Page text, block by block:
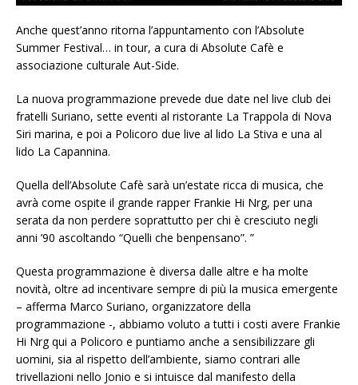
Anche quest’anno ritorna l’appuntamento con l’Absolute
Summer Festival… in tour, a cura di Absolute Cafè e
associazione culturale Aut-Side.
La nuova programmazione prevede due date nel live club dei
fratelli Suriano, sette eventi al ristorante La Trappola di Nova
Siri marina, e poi a Policoro due live al lido La Stiva e una al
lido La Capannina.
Quella dell’Absolute Cafè sarà un’estate ricca di musica, che
avrà come ospite il grande rapper Frankie Hi Nrg, per una
serata da non perdere soprattutto per chi è cresciuto negli
anni ’90 ascoltando “Quelli che benpensano”. ”
Questa programmazione è diversa dalle altre e ha molte
novità, oltre ad incentivare sempre di più la musica emergente
– afferma Marco Suriano, organizzatore della
programmazione -, abbiamo voluto a tutti i costi avere Frankie
Hi Nrg qui a Policoro e puntiamo anche a sensibilizzare gli
uomini, sia al rispetto dell’ambiente, siamo contrari alle
trivellazioni nello Jonio e si intuisce dal manifesto della